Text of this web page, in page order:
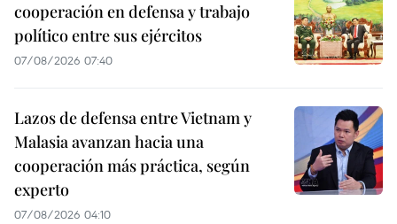
cooperación en defensa y trabajo
político entre sus ejércitos
07/08/2026 07:40
Lazos de defensa entre Vietnam y
Malasia avanzan hacia una
cooperación más práctica, según
experto
07/08/2026 04:10